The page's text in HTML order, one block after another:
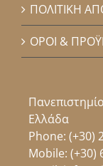
ΠΟΛΙΤΙΚΗ
ΟΡΟΙ &
Ελλάδα
Phone: (+30)
Mobile: (+30)